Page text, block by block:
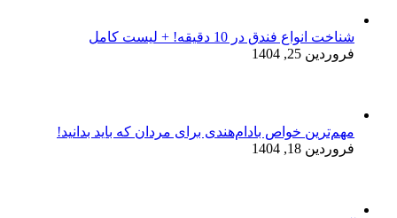
شناخت انواع فندق در 10 دقیقه! + لیست کامل
فروردین 25, 1404
مهم‌ترین خواص بادام‌هندی برای مردان که باید بدانید!
فروردین 18, 1404